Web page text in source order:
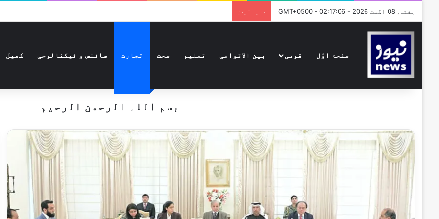
ہفتہ, 08 اگست 2026 - GMT+0500 - 02:17:06 تازہ ترین
صفحۂ اوّل قومی بین الاقوامی تعلیم صحت تجارت سائنس و ٹیکنالوجی کھیل
بسم اللہ الرحمن الرحیم